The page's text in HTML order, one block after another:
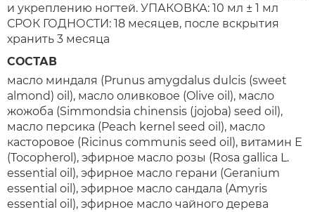
и укреплению ногтей. УПАКОВКА: 10 мл ± 1 мл
СРОК ГОДНОСТИ: 18 месяцев, после вскрытия
хранить 3 месяца
СОСТАВ
масло миндаля (Prunus amygdalus dulcis (sweet
almond) oil), масло оливковое (Olive oil), масло
жожоба (Simmondsia chinensis (jojoba) seed oil),
масло персика (Peach kernel seed oil), масло
касторовое (Ricinus communis seed oil), витамин Е
(Tocopherol), эфирное масло розы (Rosa gallica L.
essential oil), эфирное масло герани (Geranium
essential oil), эфирное масло сандала (Amyris
essential oil), эфирное масло чайного дерева